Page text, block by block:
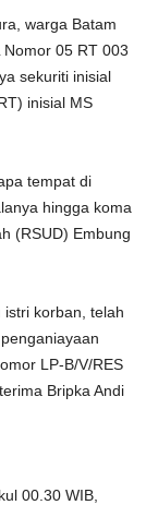
warga Batam
05 RT 003
sekuriti inisial
inisial MS
tempat di
hingga koma
(RSUD) Embung
istri korban, telah
LP-B/V/RES
Bripka Andi
00.30 WIB,